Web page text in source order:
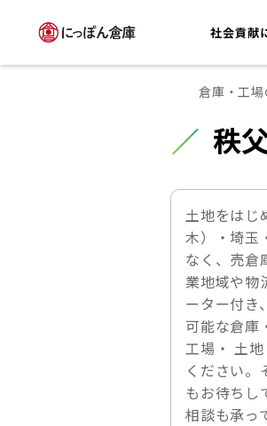
社会貢献
倉庫・工
秩
土地をはじ
木）・埼玉
なく、売倉
業地域や物
ーター付き
可能な倉庫
工場・ 土
ください
もお待ちし
相談も承っ